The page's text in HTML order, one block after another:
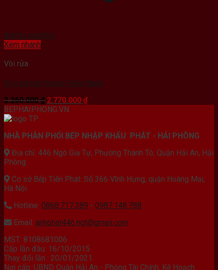
Add to wishlist
Xem nhanh
Vòi rửa
Vòi rửa bát Konox Felix Black
3.260.000₫ Giá
gốc
2.770.000 ₫Giá
2.770.000 ₫.
BEPHAIPHONG.VN
NHÀ PHÂN PHỐI BẾP NHẬP KHẨU PHÁT - HẢI PHÒNG
Địa chỉ: 446 Ngô Gia Tự, Phường Thành Tô, Quận Hải An, Hải
Phòng
Cơ sở Bếp Tiến Phát: Số 366 Vĩnh Hưng, quận Hoàng Mai,
Hà Nội
Hotline: 0868.717.389 - 0987.148.788
Email: anhphat446.ngt@gmail.com
MST: 8108681006
Cấp lần đầu: 16/10/2015
Thay đổi lần : 20/01/2021
Nơi cấp: UBND Quận Hải An - Phòng Tài Chính, Kế Hoạch